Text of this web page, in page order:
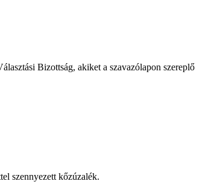
Bizottság, akiket a szavazólapon szereplő
szennyezett kőzúzalék.